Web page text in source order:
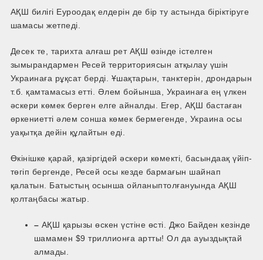
АҚШ билігі Еуроодақ елдерін де бір ту астында біріктіруге
шамасы жетпеді.
Десек те, тарихта алғаш рет АҚШ өзінде істелген
зымырандармен Ресей территориясын атқылау үшін
Украинаға рұқсат берді. Ұшақтарын, танктерін, дрондарын
т.б. қамтамасыз етті. Әлем бойынша, Украинаға ең үлкен
әскери көмек берген елге айналды. Егер, АҚШ бастаған
өркениетті әлем сонша көмек бермегенде, Украина осы
уақытқа дейін құлайтын еді.
Өкінішке қарай, қазіргідей әскери көмекті, басында­ақ үйіп­
төгіп бергенде, Ресей осы кезде бармағын шайнап
қалатын. Батыстың осынша ойланып­толғануында АҚШ
қолтаңбасы жатыр.
– АҚШ қарызы өскен үстіне өсті. Джо Байден кезінде
шамамен $9 триллионға артты! Ол да ауыздықтай
алмады.